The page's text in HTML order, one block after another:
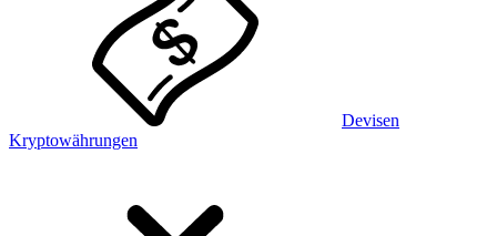
Devisen
Kryptowährungen